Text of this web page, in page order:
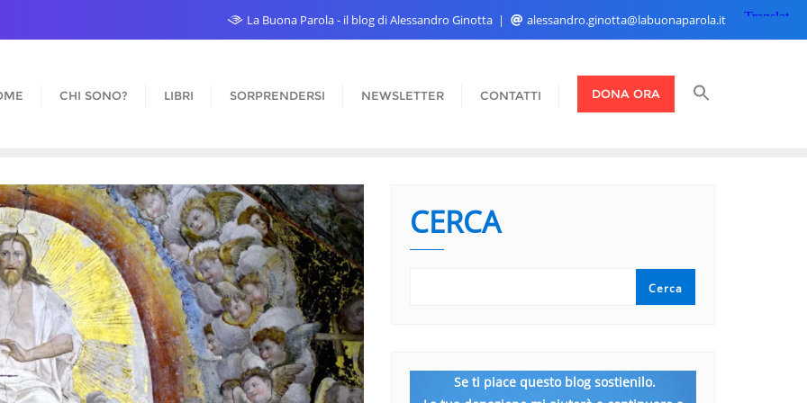
La Buona Parola - il blog di Alessandro Ginotta alessandro.ginotta@labuonaparola.it
CHI SONO? LIBRI SORPRENDERSI NEWSLETTER CONTATTI DONA ORA
CERCA
Cerca
Se ti piace questo blog sostienilo.